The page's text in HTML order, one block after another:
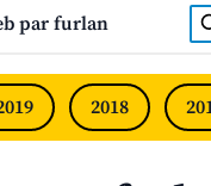
par furlan
2018